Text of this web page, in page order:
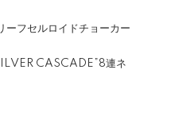
ーフセルロイドチョーカー
CASCADE”8連ネ